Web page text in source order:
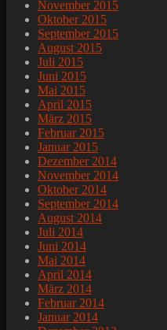
November 2015
Oktober 2015
September 2015
August 2015
Juli 2015
Juni 2015
Mai 2015
April 2015
März 2015
Februar 2015
Januar 2015
Dezember 2014
November 2014
Oktober 2014
September 2014
August 2014
Juli 2014
Juni 2014
Mai 2014
April 2014
März 2014
Februar 2014
Januar 2014